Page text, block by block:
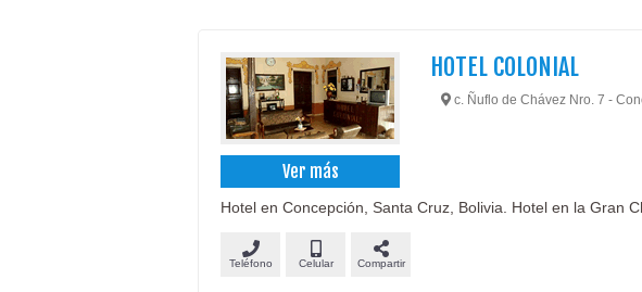
Ver más
HOTEL COLONIAL
c. Ñuflo de Chávez Nro. 7 -
Hotel en Concepción, Santa Cruz, Bolivia. Hotel en la Gran
Teléfono Celular Compartir